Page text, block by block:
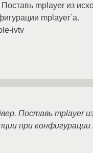
mplayer из
mplayer`a.
ivtv
Поставь mplayer
при конфигурации